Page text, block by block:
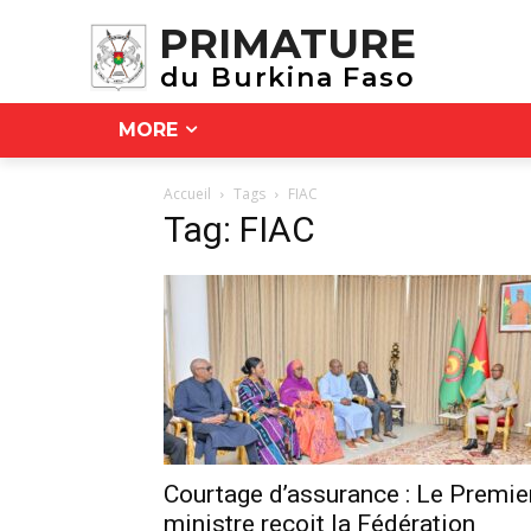
PRIMATURE
du Burkina Faso
MORE
Accueil Tags FIAC
Tag: FIAC
Courtage d’assurance : Le
ministre reçoit la Fédération